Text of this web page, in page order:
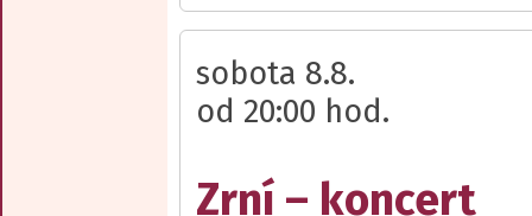
sobota 8.8.
od 20:00 hod.
Zrní – koncert